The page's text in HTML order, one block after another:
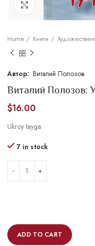
Увеличить
Home Книги
Виталий Полозов
Виталий Полозов:
$16.00
Ukroy tayga
7 in stock
ADD TO CART